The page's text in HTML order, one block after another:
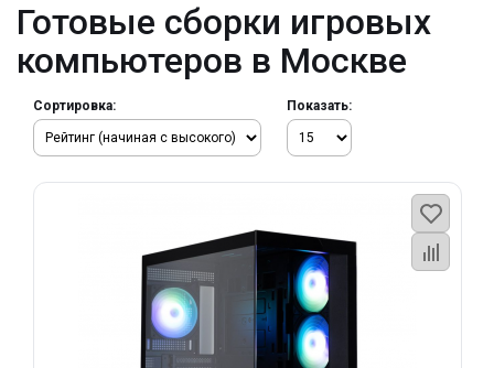
Готовые сборки игровых
компьютеров в Москве
Сортировка: Показать: